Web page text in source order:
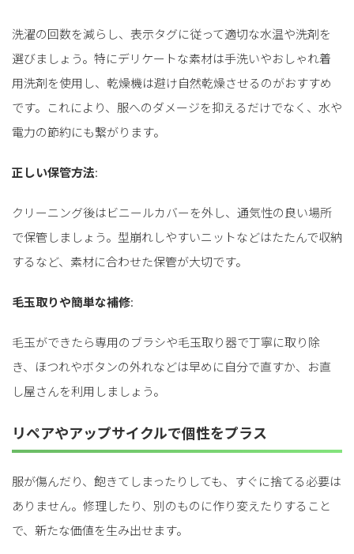
洗濯の回数を減らし、表示タグに従って適切な水温や洗剤を
選びましょう。特にデリケートな素材は手洗いやおしゃれ着
用洗剤を使用し、乾燥機は避け自然乾燥させるのがおすすめ
です。これにより、服へのダメージを抑えるだけでなく、水や
電力の節約にも繋がります。
正しい保管方法:
クリーニング後はビニールカバーを外し、通気性の良い場所
で保管しましょう。型崩れしやすいニットなどはたたんで収納
するなど、素材に合わせた保管が大切です。
毛玉取りや簡単な補修:
毛玉ができたら専用のブラシや毛玉取り器で丁寧に取り除
き、ほつれやボタンの外れなどは早めに自分で直すか、お直
し屋さんを利用しましょう。
リペアやアップサイクルで個性をプラス
服が傷んだり、飽きてしまったりしても、すぐに捨てる必要は
ありません。修理したり、別のものに作り変えたりすること
で、新たな価値を生み出せます。